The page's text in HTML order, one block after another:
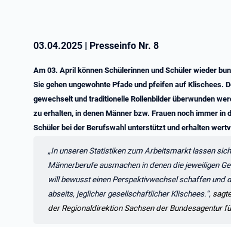
03.04.2025 | Presseinfo Nr. 8
Am 03. April können Schülerinnen und Schüler wieder
Sie gehen ungewohnte Pfade und pfeifen auf Klischees.
gewechselt und traditionelle Rollenbilder überwunden
zu erhalten, in denen Männer bzw. Frauen noch immer
Schüler bei der Berufswahl unterstützt und erhalten
Zitat:
„In unseren Statistiken zum Arbeitsmarkt lassen
Männerberufe ausmachen in denen die jeweiligen
will bewusst einen Perspektivwechsel schaffen und
abseits, jeglicher gesellschaftlicher Klischees.“,
der Regionaldirektion Sachsen der Bundesagentur